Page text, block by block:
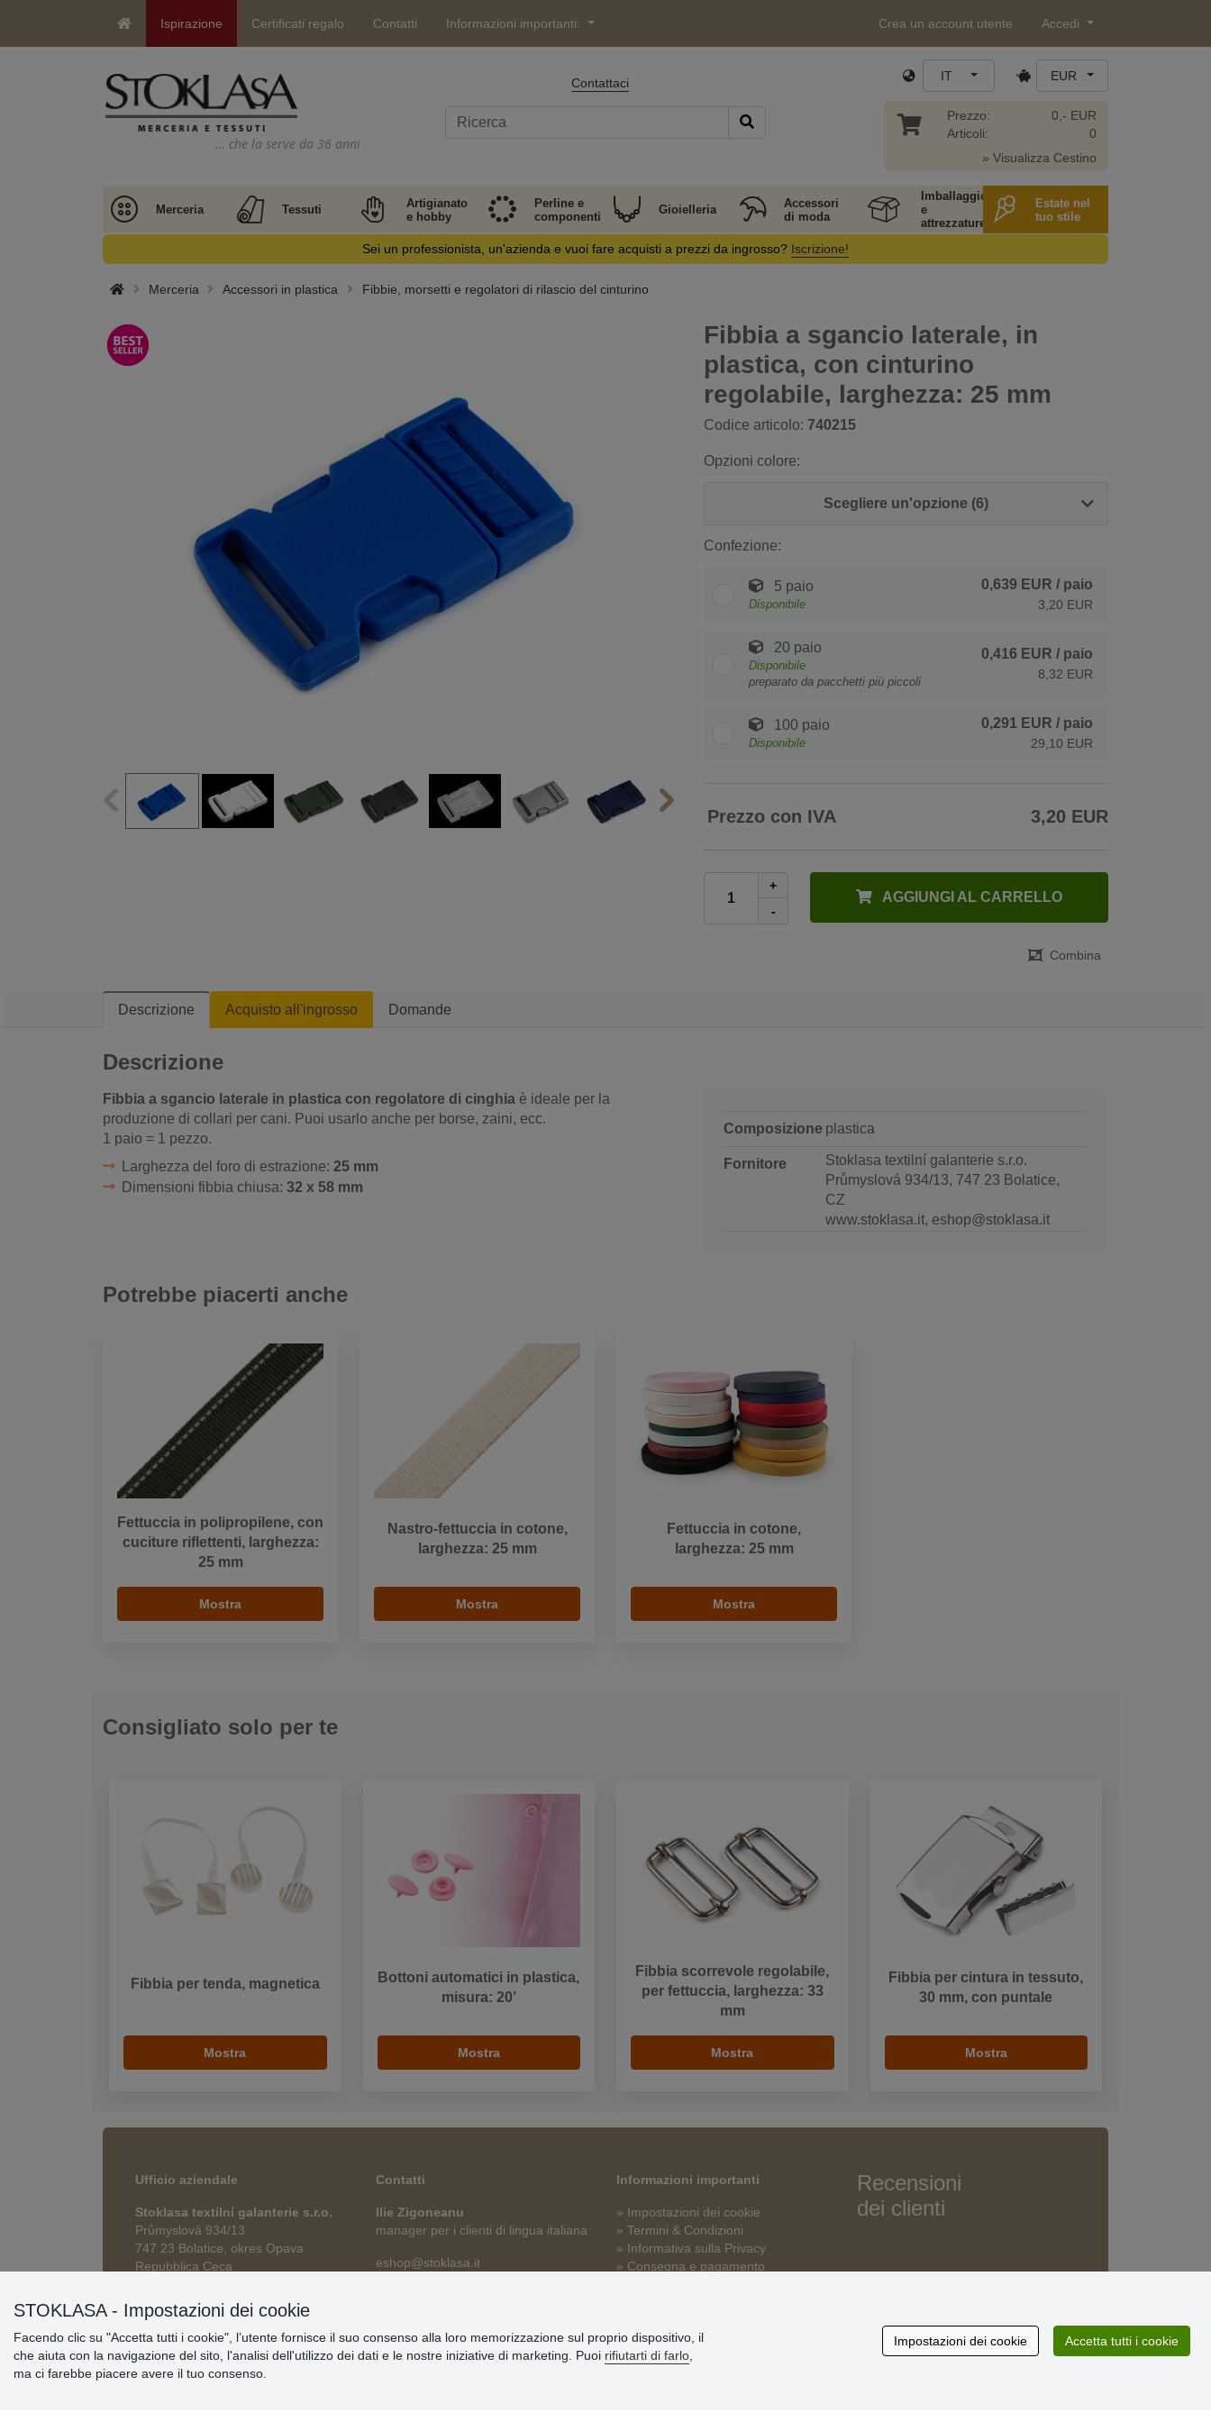
Ispirazione Certificati regalo Contatti Informazioni importanti: Crea un account utente Accedi
… che la serve da 36 anni
Contattaci IT EUR
Prezzo:
Articoli:
0,- EUR
0
» Visualizza Cestino
Merceria Tessuti
Artigianato
e hobby
Perline e
componenti
Gioielleria
Accessori
di moda
Imballaggio
e
attrezzature
Estate nel
tuo stile
Sei un professionista, un'azienda e vuoi fare acquisti a prezzi da ingrosso? Iscrizione!
Merceria Accessori in plastica Fibbie, morsetti e regolatori di rilascio del cinturino
Fibbia a sgancio laterale, in
plastica, con cinturino
regolabile, larghezza: 25 mm
Codice articolo: 740215
Opzioni colore:
Scegliere un'opzione (6)
Confezione:
5 paio
Disponibile
0,639 EUR / paio
3,20 EUR
20 paio
Disponibile
preparato da pacchetti più piccoli
0,416 EUR / paio
8,32 EUR
100 paio
Disponibile
0,291 EUR / paio
29,10 EUR
Prezzo con IVA 3,20 EUR
+
-
AGGIUNGI AL CARRELLO
Combina
Descrizione Acquisto all'ingrosso Domande
Descrizione
Fibbia a sgancio laterale in plastica con regolatore di cinghia è ideale per la
produzione di collari per cani. Puoi usarlo anche per borse, zaini, ecc.
1 paio = 1 pezzo.
Larghezza del foro di estrazione: 25 mm
Dimensioni fibbia chiusa: 32 x 58 mm
Composizione plastica
Fornitore
Stoklasa textilní galanterie s.r.o.
Průmyslová 934/13, 747 23 Bolatice,
CZ
www.stoklasa.it, eshop@stoklasa.it
Potrebbe piacerti anche
Fettuccia in polipropilene, con
cuciture riflettenti, larghezza:
25 mm
Mostra
Nastro-fettuccia in cotone,
larghezza: 25 mm
Mostra
Fettuccia in cotone,
larghezza: 25 mm
Mostra
Consigliato solo per te
Fibbia per tenda, magnetica
Mostra
Bottoni automatici in plastica,
misura: 20’
Mostra
Fibbia scorrevole regolabile,
per fettuccia, larghezza: 33
mm
Mostra
Fibbia per cintura in tessuto,
30 mm, con puntale
Mostra
Ufficio aziendale
Stoklasa textilní galanterie s.r.o.
Průmyslová 934/13
747 23 Bolatice, okres Opava
Repubblica Ceca
Contatti
Ilie Zigoneanu
manager per i clienti di lingua italiana
eshop@stoklasa.it
Informazioni importanti
» Impostazioni dei cookie
» Termini & Condizioni
» Informativa sulla Privacy
» Consegna e pagamento
Recensioni
dei clienti
STOKLASA - Impostazioni dei cookie
Facendo clic su "Accetta tutti i cookie", l’utente fornisce il suo consenso alla loro memorizzazione sul proprio dispositivo, il
che aiuta con la navigazione del sito, l'analisi dell'utilizzo dei dati e le nostre iniziative di marketing. Puoi rifiutarti di farlo
ma ci farebbe piacere avere il tuo consenso.
Impostazioni dei cookie Accetta tutti i cookie